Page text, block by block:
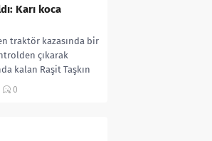
Karı koca
traktör kazasında bir
çıkarak
kalan Raşit Taşkın
0